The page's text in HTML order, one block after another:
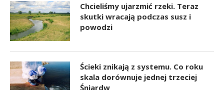
Chcieliśmy ujarzmić rzeki. Teraz
skutki wracają podczas susz i
powodzi
Ścieki znikają z systemu. Co roku
skala dorównuje jednej trzeciej
Śniardw